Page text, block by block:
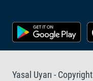
Yasal Uyarı -